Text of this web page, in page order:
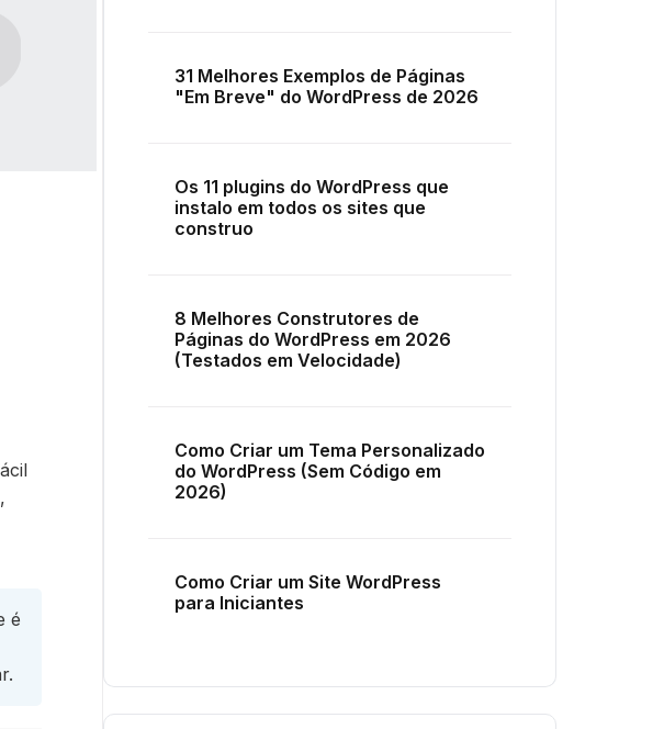
é
31 Melhores Exemplos de Páginas
"Em Breve" do WordPress de 2026
Os 11 plugins do WordPress que
instalo em todos os sites que
construo
8 Melhores Construtores de
Páginas do WordPress em 2026
(Testados em Velocidade)
Como Criar um Tema Personalizado
do WordPress (Sem Código em
2026)
Como Criar um Site WordPress
para Iniciantes